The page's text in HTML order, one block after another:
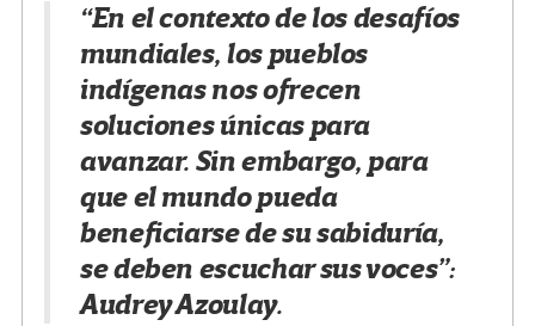
“En el contexto de los desafíos
mundiales, los pueblos
indígenas nos ofrecen
soluciones únicas para
avanzar. Sin embargo, para
que el mundo pueda
beneficiarse de su sabiduría,
se deben escuchar sus voces”:
Audrey Azoulay.